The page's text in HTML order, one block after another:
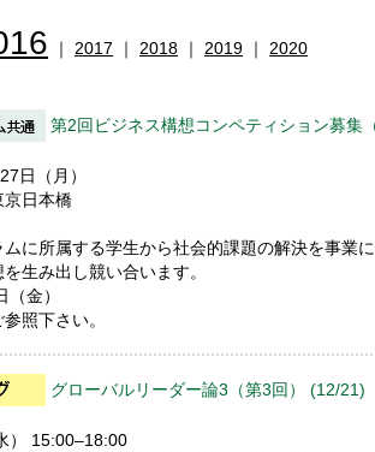
｜ 2017 ｜ 2018 ｜ 2019 ｜ 2020
第2回ビジネス構想コンペティション募集
日（月）
京日本橋
ムに所属する学生から社会的課題の解決を事
生み出し競い合います。
金）
照下さい。
グローバルリーダー論3（第3回） (12/21)
） 15:00–18:00